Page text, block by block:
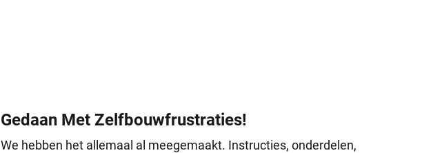
Gedaan Met Zelfbouwfrustraties!
We hebben het allemaal al meegemaakt. Instructies, onderdelen,